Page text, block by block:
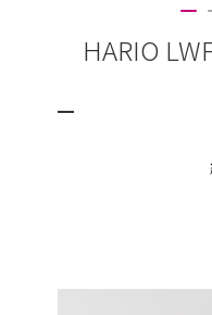
HARIO